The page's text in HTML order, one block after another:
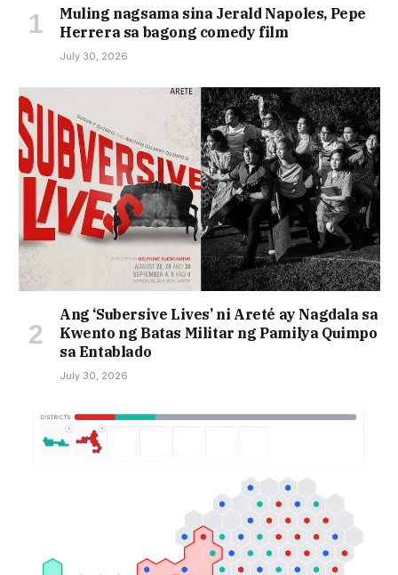
Muling nagsama sina Jerald Napoles, Pepe
Herrera sa bagong comedy film
July 30, 2026
Ang ‘Subersive Lives’ ni Areté ay Nagdala sa
Kwento ng Batas Militar ng Pamilya Quimpo
sa Entablado
July 30, 2026